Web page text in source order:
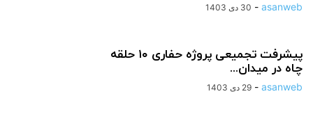
asanweb
- 30 دی 1403
پیشرفت تجمیعی پروژه حفاری ۱۰ حلقه
چاه در میدان...
asanweb
- 29 دی 1403